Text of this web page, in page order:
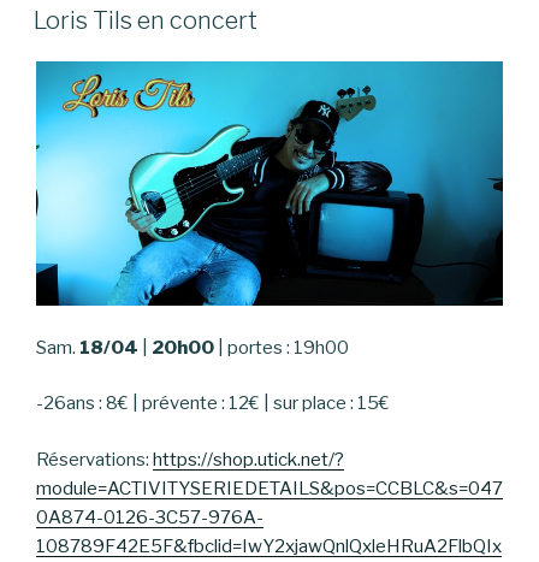
LE
Loris Tils en concert
Sam. 18/04 20h00 | portes : 19h00
-26ans : 8€ | prévente : 12€ | sur place : 15€
Réservations: https://shop.utick.net/?
module=ACTIVITYSERIEDETAILS&pos=CCBLC&s=047
0A874-0126-3C57-976A-
108789F42E5F&fbclid=IwY2xjawQnlQxleHRuA2FlbQIx